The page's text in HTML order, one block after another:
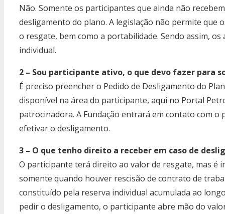
Não. Somente os participantes que ainda não
desligamento do plano. A legislação não permite que
o resgate, bem como a portabilidade. Sendo assim,
individual.
2 – Sou participante ativo, o que devo fazer para
É preciso preencher o Pedido de Desligamento do
disponível na área do participante, aqui no Portal
patrocinadora. A Fundação entrará em contato com
efetivar o desligamento.
3 – O que tenho direito a receber em caso de
O participante terá direito ao valor de resgate, mas é
somente quando houver rescisão de contrato de
constituído pela reserva individual acumulada ao
pedir o desligamento, o participante abre mão do